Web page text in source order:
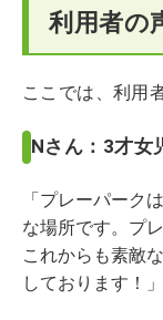
利用者の
ここでは、利用
Nさん：3才女
「プレーパーク
な場所です。プ
これからも素敵
しております！」